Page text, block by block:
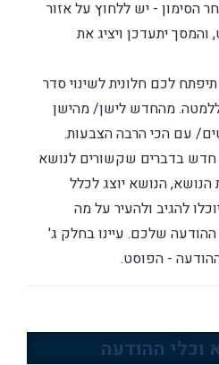
הסימון - יש ללחוץ על אזור
יתעדכן ויציג את
לכם חלונית לשינוי סדר
מהחדש לישן/ מהישן
עם הכי הרבה הצבעות.
חדש בדברים שקשורים לנושא
הנושא יוצג לכלל
להגיב ולהעיר על מה
שלכם. עיינו בחלק ג'
- הפוסט.
וכלי ההודעה